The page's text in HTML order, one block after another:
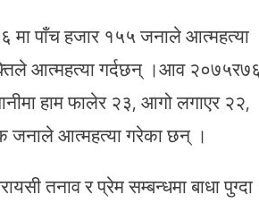
मा पाँच हजार १५५ जनाले आत्महत्या
आत्महत्या गर्दछन् ।आव
हाम फालेर २३, आगो लगाएर २२,
जनाले आत्महत्या गरेका छन् ।
तनाव र प्रेम सम्बन्धमा बाधा पुग्दा